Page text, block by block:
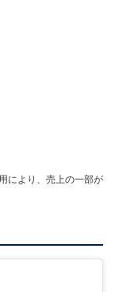
により、売上の一部が